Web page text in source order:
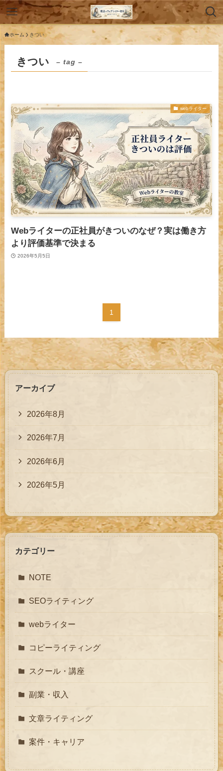
ホーム きつい
きつい – tag –
webライター
Webライターの正社員がきついのなぜ？実は働き方
より評価基準で決まる
2026年5月5日
1
アーカイブ
2026年8月
2026年7月
2026年6月
2026年5月
カテゴリー
NOTE
SEOライティング
webライター
コピーライティング
スクール・講座
副業・収入
文章ライティング
案件・キャリア